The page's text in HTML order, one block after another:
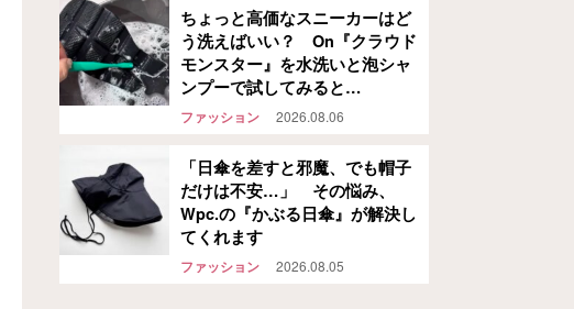
ちょっと高価なスニーカーはど
う洗えばいい？ On『クラウド
モンスター』を水洗いと泡シャ
ンプーで試してみると…
ファッション 2026.08.06
「日傘を差すと邪魔、でも帽子
だけは不安…」 その悩み、
Wpc.の『かぶる日傘』が解決し
てくれます
ファッション 2026.08.05